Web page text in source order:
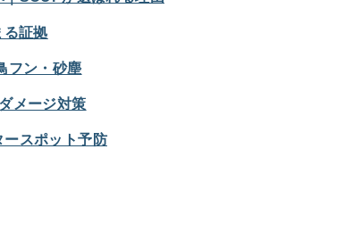
証拠
フン・砂塵
メージ対策
スポット予防